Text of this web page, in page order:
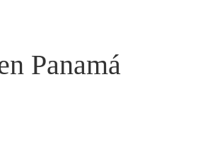
Panamá